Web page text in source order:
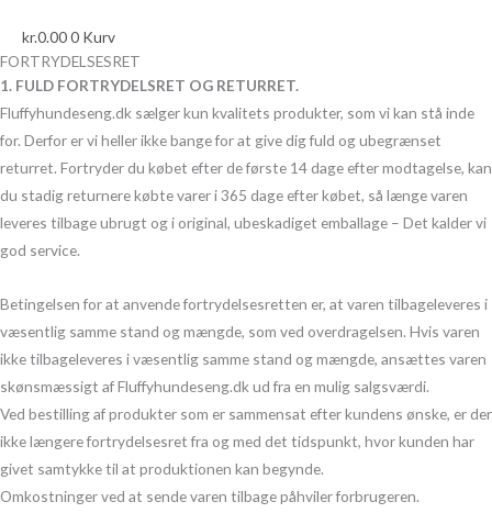
kr.0.000 Kurv
FORTRYDELSESRET
1. FULD FORTRYDELSRET OG RETURRET.
Fluffyhundeseng.dk sælger kun kvalitets produkter, som vi kan stå inde
for. Derfor er vi heller ikke bange for at give dig fuld og ubegrænset
returret. Fortryder du købet efter de første 14 dage efter modtagelse, kan
du stadig returnere købte varer i 365 dage efter købet, så længe varen
leveres tilbage ubrugt og i original, ubeskadiget emballage – Det kalder vi
god service.
Betingelsen for at anvende fortrydelsesretten er, at varen tilbageleveres i
væsentlig samme stand og mængde, som ved overdragelsen. Hvis varen
ikke tilbageleveres i væsentlig samme stand og mængde, ansættes varen
skønsmæssigt af Fluffyhundeseng.dk ud fra en mulig salgsværdi.
Ved bestilling af produkter som er sammensat efter kundens ønske, er der
ikke længere fortrydelsesret fra og med det tidspunkt, hvor kunden har
givet samtykke til at produktionen kan begynde.
Omkostninger ved at sende varen tilbage påhviler forbrugeren.